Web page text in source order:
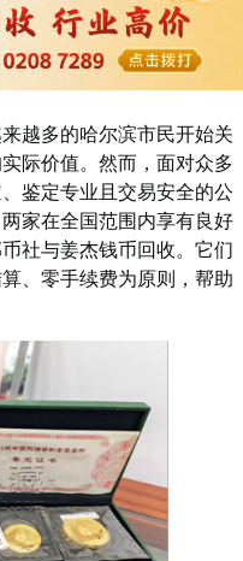
越多的哈尔滨市民开始关
实际价值。然而，面对众多
鉴定专业且交易安全的公
家在全国范围内享有良好
社与姜杰钱币回收。它们
、零手续费为原则，帮助